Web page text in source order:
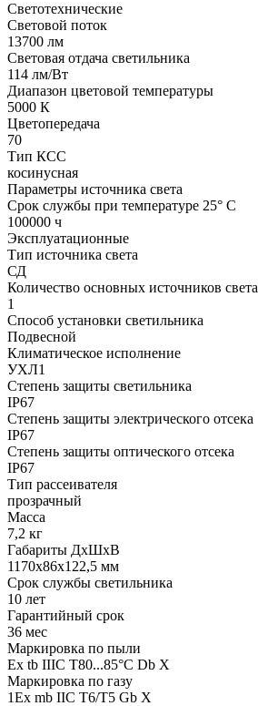
Светотехнические
Световой поток
13700 лм
Световая отдача светильника
114 лм/Вт
Диапазон цветовой температуры
5000 К
Цветопередача
70
Тип КСС
косинусная
Параметры источника света
Срок службы при температуре 25° С
100000 ч
Эксплуатационные
Тип источника света
СД
Количество основных источников света
1
Способ установки светильника
Подвесной
Климатическое исполнение
УХЛ1
Степень защиты светильника
IP67
Степень защиты электрического отсека
IP67
Степень защиты оптического отсека
IP67
Тип рассеивателя
прозрачный
Масса
7,2 кг
Габариты ДхШхВ
1170x86x122,5 мм
Срок службы светильника
10 лет
Гарантийный срок
36 мес
Маркировка по пыли
Ex tb IIIC T80...85°С Db X
Маркировка по газу
1Ex mb IIC T6/T5 Gb X